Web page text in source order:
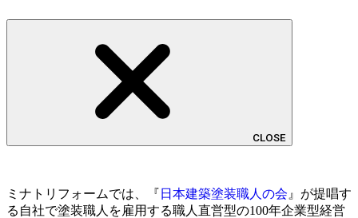
CLOSE
ミナトリフォームでは、『 日本建築塗装職人の会 』が提唱す
る自社で塗装職人を雇用する職人直営型の100年企業型経営